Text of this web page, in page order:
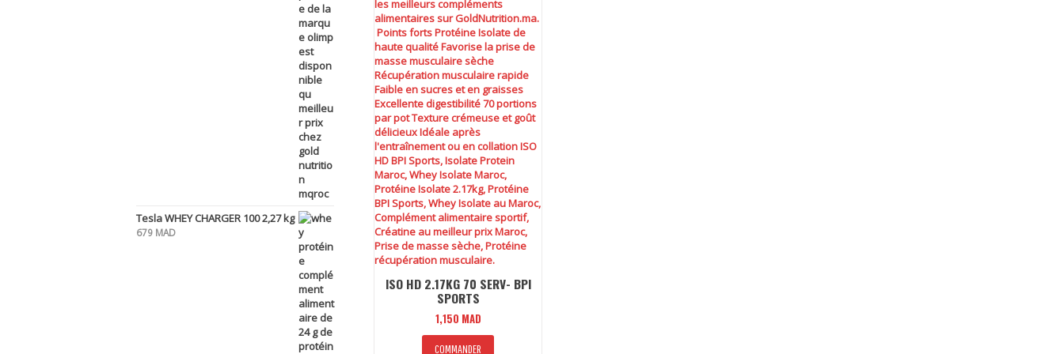
ISO HD 2.17KG 70 SERV- BPI
SPORTS
1,150 MAD
COMMANDER
Ce
Tesla WHEY CHARGER 100 2,27 kg
679 MAD